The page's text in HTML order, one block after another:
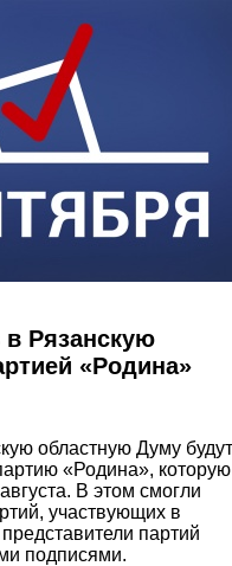
Рязанскую
«Родина»
областную Думу будут
«Родина», которую
В этом смогли
участвующих в
партий
подписями.